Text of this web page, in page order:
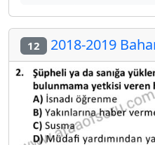
12 2018-2019